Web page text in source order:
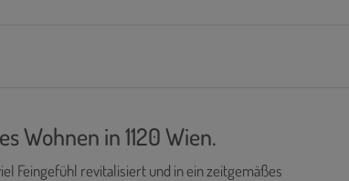
Wohnen in 1120 Wien.
Feingefühl revitalisiert und in ein zeitgemäßes